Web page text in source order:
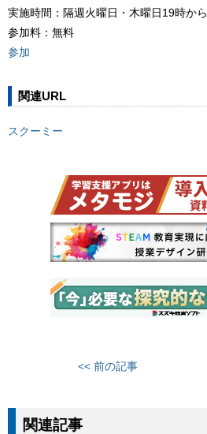
実施時間：隔週火曜日・木曜日19時から
参加料：無料
参加
関連URL
スクーミー
<< 前の記事
関連記事